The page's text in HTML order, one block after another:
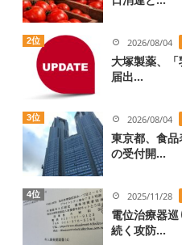
2位 2026/08/04
大塚製薬、
届出...
3位 2026/08/04
東京都、食
の受付開...
4位 2025/11/28
電位治療器巡
続く攻防...